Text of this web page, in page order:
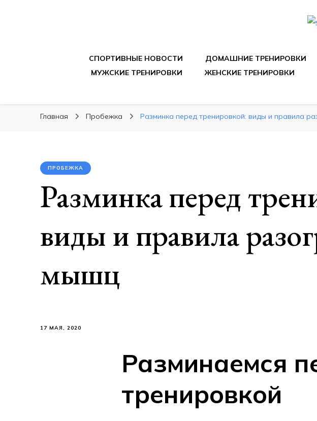
СПОРТИВНЫЕ НОВОСТИ ДОМАШНИЕ ТРЕНИРОВКИ
МУЖСКИЕ ТРЕНИРОВКИ
ЖЕНСКИЕ ТРЕНИРОВКИ
Главная Пробежка Разминка перед тренировкой: виды и правила
ПРОБЕЖКА
Разминка перед
виды и правила
мышц
17 МАЯ, 2020
Разминаемся
тренировкой